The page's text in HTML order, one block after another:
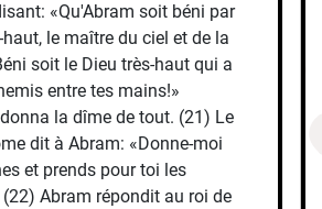
«Qu'Abram soit béni par
haut, le maître du ciel et de la
soit le Dieu très-haut qui a
entre tes mains!»
la dîme de tout. (21) Le
dit à Abram: «Donne-moi
et prends pour toi les
(22) Abram répondit au roi de